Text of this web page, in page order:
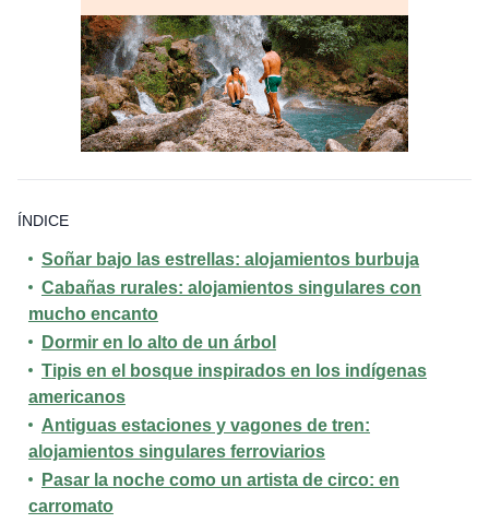
ÍNDICE
Soñar bajo las estrellas: alojamientos burbuja
Cabañas rurales: alojamientos singulares con
mucho encanto
Dormir en lo alto de un árbol
Tipis en el bosque inspirados en los indígenas
americanos
Antiguas estaciones y vagones de tren:
alojamientos singulares ferroviarios
Pasar la noche como un artista de circo: en
carromato